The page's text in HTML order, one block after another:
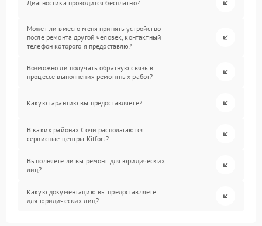
Диагностика проводится бесплатно?
Может ли вместо меня принять устройство
после ремонта другой человек, контактный
телефон которого я предоставлю?
Возможно ли получать обратную связь в
процессе выполнения ремонтных работ?
Какую гарантию вы предоставляете?
В каких районах Сочи располагаются
сервисные центры Kitfort?
Выполняете ли вы ремонт для юридических
лиц?
Какую документацию вы предоставляете
для юридических лиц?